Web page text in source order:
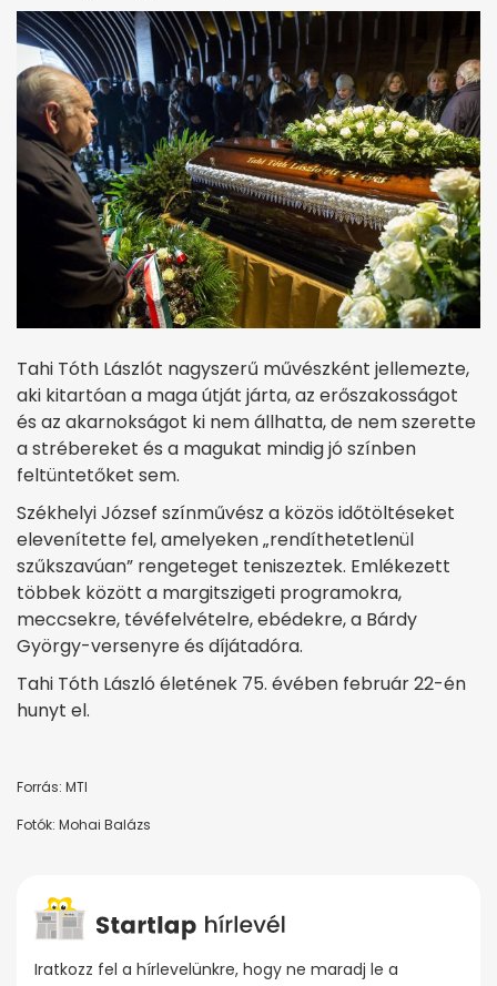
Tahi Tóth Lászlót nagyszerű művészként jellemezte,
aki kitartóan a maga útját járta, az erőszakosságot
és az akarnokságot ki nem állhatta, de nem szerette
a strébereket és a magukat mindig jó színben
feltüntetőket sem.
Székhelyi József színművész a közös időtöltéseket
elevenítette fel, amelyeken „rendíthetetlenül
szűkszavúan” rengeteget teniszeztek. Emlékezett
többek között a margitszigeti programokra,
meccsekre, tévéfelvételre, ebédekre, a Bárdy
György-versenyre és díjátadóra.
Tahi Tóth László életének 75. évében február 22-én
hunyt el.
Forrás: MTI
Fotók: Mohai Balázs
Iratkozz fel a hírlevelünkre, hogy ne maradj le a